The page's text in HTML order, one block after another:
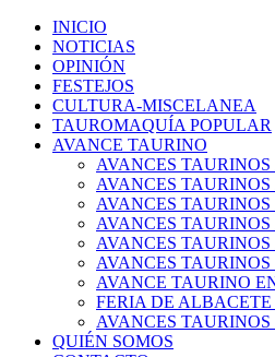
INICIO
NOTICIAS
OPINIÓN
FESTEJOS
CULTURA-MISCELANEA
TAUROMAQUÍA POPULAR
AVANCE TAURINO
AVANCES TAURINOS
AVANCES TAURINOS
AVANCES TAURINOS
AVANCES TAURINOS
AVANCES TAURINOS
AVANCES TAURINOS
AVANCE TAURINO
FERIA DE ALBACETE
AVANCES TAURINOS
QUIÉN SOMOS